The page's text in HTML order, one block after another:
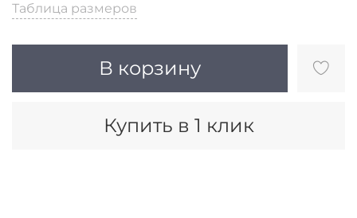
Таблица размеров
В корзину
Купить в 1 клик